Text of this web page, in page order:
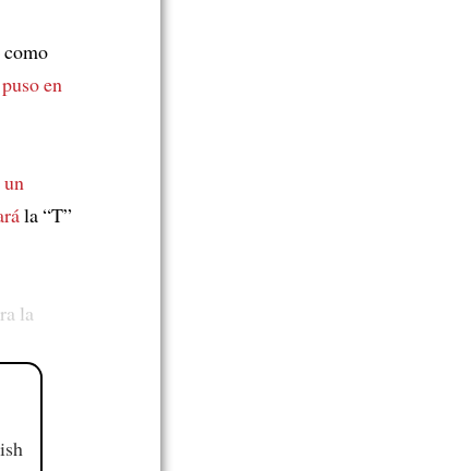
como
en
un
la “T”
la